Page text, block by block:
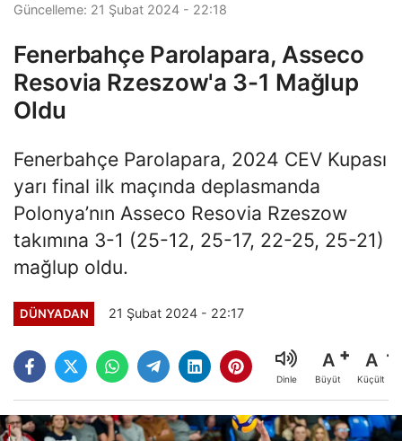
Güncelleme: 21 Şubat 2024 - 22:18
Fenerbahçe Parolapara, Asseco
Resovia Rzeszow'a 3-1 Mağlup
Oldu
Fenerbahçe Parolapara, 2024 CEV Kupası
yarı final ilk maçında deplasmanda
Polonya’nın Asseco Resovia Rzeszow
takımına 3-1 (25-12, 25-17, 22-25, 25-21)
mağlup oldu.
DÜNYADAN 21 Şubat 2024 - 22:17
Dinle
A
Büyüt
A
Küçült